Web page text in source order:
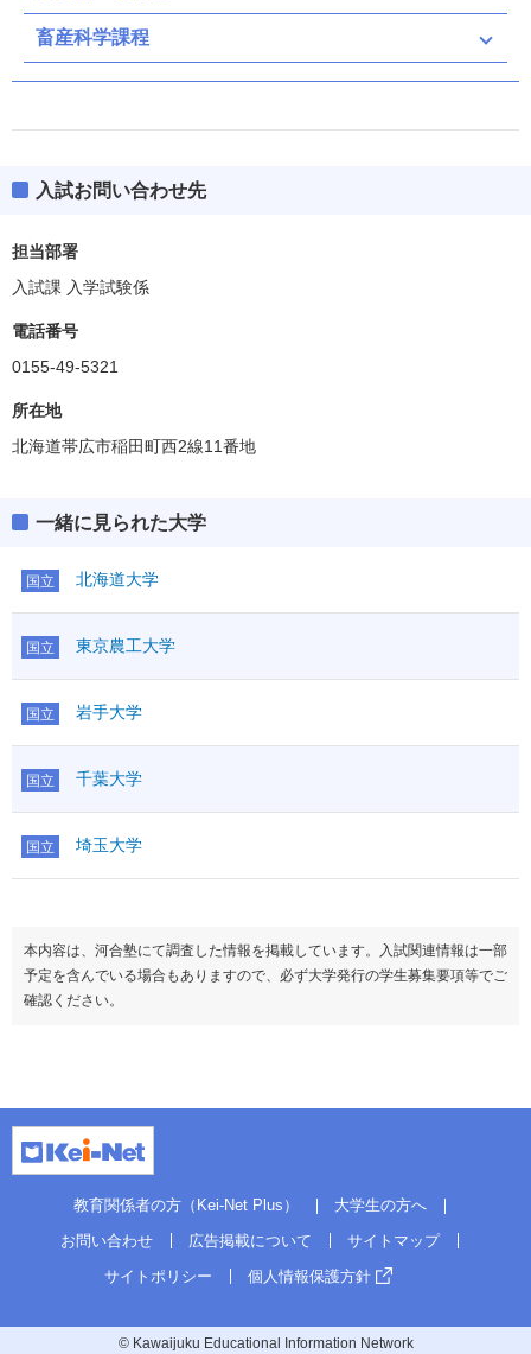
畜産科学課程
入試お問い合わせ先
担当部署
入試課 入学試験係
電話番号
0155-49-5321
所在地
北海道帯広市稲田町西2線11番地
一緒に見られた大学
国立 北海道大学
国立 東京農工大学
国立 岩手大学
国立 千葉大学
国立 埼玉大学
本内容は、河合塾にて調査した情報を掲載しています。入試関連情報は一部
予定を含んでいる場合もありますので、必ず大学発行の学生募集要項等でご
確認ください。
教育関係者の方（Kei-Net Plus）
大学生の方へ
お問い合わせ
広告掲載について
サイトマップ
サイトポリシー
個人情報保護方針
© Kawaijuku Educational Information Network